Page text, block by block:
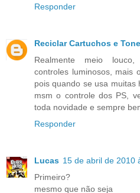
Responder
Reciclar Cartuchos e
Realmente meio
controles luminosos, mais
pois quando se usa
msm o controle dos PS,
toda novidade e sempre
Responder
Lucas 15 de abril de 2010
Primeiro?
mesmo que não seja